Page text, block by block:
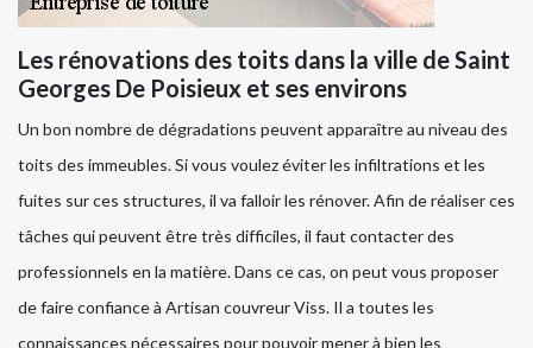
Les rénovations des toits dans la ville de Saint
Georges De Poisieux et ses environs
Un bon nombre de dégradations peuvent apparaître au niveau des
toits des immeubles. Si vous voulez éviter les infiltrations et les
fuites sur ces structures, il va falloir les rénover. Afin de réaliser ces
tâches qui peuvent être très difficiles, il faut contacter des
professionnels en la matière. Dans ce cas, on peut vous proposer
de faire confiance à Artisan couvreur Viss. Il a toutes les
connaissances nécessaires pour pouvoir mener à bien les